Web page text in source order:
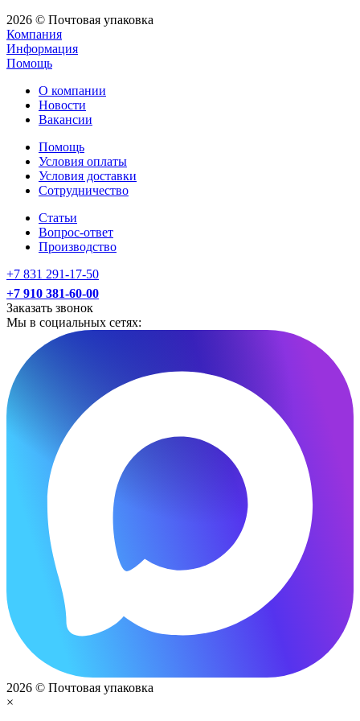
2026 © Почтовая упаковка
Компания
Информация
Помощь
О компании
Новости
Вакансии
Помощь
Условия оплаты
Условия доставки
Сотрудничество
Статьи
Вопрос-ответ
Производство
+7 831 291-17-50
+7 910 381-60-00
Заказать звонок
Мы в социальных сетях:
2026 © Почтовая упаковка
×